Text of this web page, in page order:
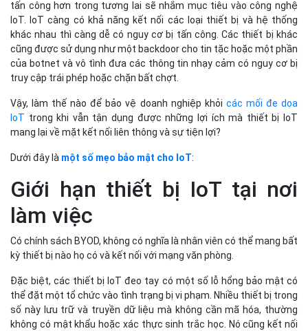
tấn công hơn trong tương lai sẽ nhắm mục tiêu vào công nghệ
IoT. IoT càng có khả năng kết nối các loại thiết bị và hệ thống
khác nhau thì càng dễ có nguy cơ bị tấn công. Các thiết bị khác
cũng được sử dụng như một backdoor cho tin tặc hoặc một phần
của botnet và vô tình đưa các thông tin nhạy cảm có nguy cơ bị
truy cập trái phép hoặc chặn bất chợt.
Vậy, làm thế nào để bảo vệ doanh nghiệp khỏi các mối đe dọa
IoT trong khi vẫn tận dụng được những lợi ích mà thiết bị IoT
mang lại về mặt kết nối liên thông và sự tiện lợi?
Dưới đây là một số mẹo bảo mật cho IoT:
Giới hạn thiết bị IoT tại nơi
làm việc
Có chính sách BYOD, không có nghĩa là nhân viên có thể mang bất
kỳ thiết bị nào họ có và kết nối với mạng văn phòng.
Đặc biệt, các thiết bị IoT đeo tay có một số lỗ hổng bảo mật có
thể đặt một tổ chức vào tình trạng bị vi phạm. Nhiều thiết bị trong
số này lưu trữ và truyền dữ liệu mà không cần mã hóa, thường
không có mật khẩu hoặc xác thực sinh trắc học. Nó cũng kết nối